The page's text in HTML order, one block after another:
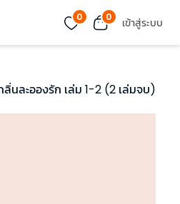
0 0 เข้าสู่ระบบ
ลิ่นละอองรัก เล่ม 1-2 (2 เล่มจบ)